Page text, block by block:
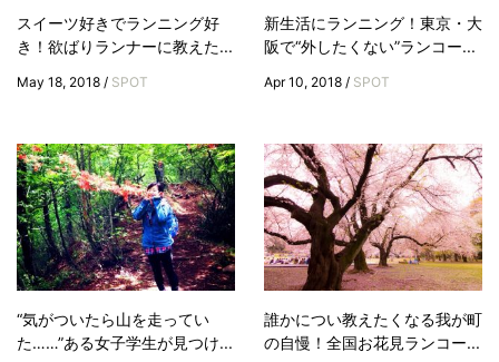
スイーツ好きでランニング好
き！欲ばりランナーに教えた...
May 18, 2018 / SPOT
新生活にランニング！東京・大
阪で“外したくない”ランコー...
Apr 10, 2018 / SPOT
“気がついたら山を走ってい
た……”ある女子学生が見つけ...
誰かについ教えたくなる我が町
の自慢！全国お花見ランコー...